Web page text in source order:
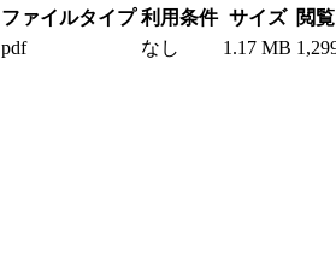
ファイルタイプ 利用条件 サイズ 閲
pdf なし 1.17 MB